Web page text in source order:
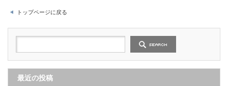
トップページに戻る
最近の投稿